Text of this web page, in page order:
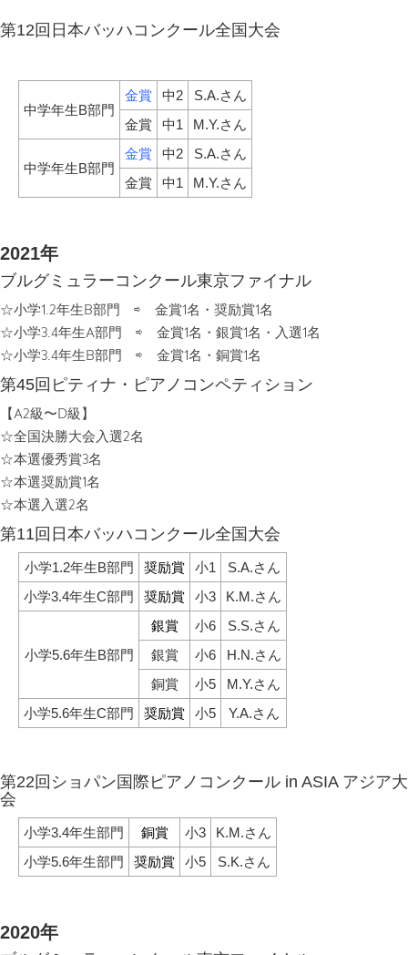
第12回日本バッハコンクール全国大会
中学年生B部門
金賞 中2
S.A.さん
金賞
中1 M.Y.さん
中学年生B部門
金賞 中2
S.A.さん
金賞
中1 M.Y.さん
2021年
ブルグミュラーコンクール東京ファイナル
☆小学1.2年生B部門 ⇨ 金賞1名・奨励賞1名
☆小学3.4年生A部門 ⇨ 金賞1名・銀賞1名・入選1名
☆小学3.4年生B部門 ⇨ 金賞1名・銅賞1名
第45回ピティナ・ピアノコンペティション
【A2級〜D級】
☆全国決勝大会入選2名
☆本選優秀賞3名
☆本選奨励賞1名
☆本選入選2名
第11回日本バッハコンクール全国大会
小学1.2年生B部門 奨励賞 小1
S.A.さん
小学3.4年生C部門
奨励賞 小3 K.M.さん
小学5.6年生B部門
銀賞 小6
S.S.さん
銀賞
小6
H.N.さん
銅賞
小5
M.Y.さん
小学5.6年生C部門
奨励賞 小5 Y.A.さん
第22回ショパン国際ピアノコンクール in ASIA アジア大
会
小学3.4年生部門 銅賞 小3
K.M.さん
小学5.6年生部門
奨励賞 小5 S.K.さん
2020年